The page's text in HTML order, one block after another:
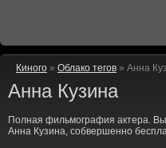
Киного » Облако тегов » Анна
Анна Кузина
Полная фильмография актера.
Анна Кузина, собвершенно